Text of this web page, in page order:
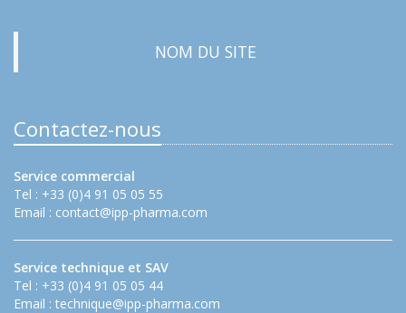
NOM DU SITE
Contactez-nous
Service commercial
Tel : +33 (0)4 91 05 05 55
Email : contact@ipp-pharma.com
Service technique et SAV
Tel : +33 (0)4 91 05 05 44
Email : technique@ipp-pharma.com